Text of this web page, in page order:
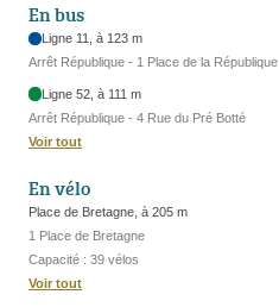
En bus
Ligne 11, à 123 m
Arrêt République - 1 Place de la République
Ligne 52, à 111 m
Arrêt République - 4 Rue du Pré Botté
Voir tout
En vélo
Place de Bretagne, à 205 m
1 Place de Bretagne
Capacité : 39 vélos
Voir tout